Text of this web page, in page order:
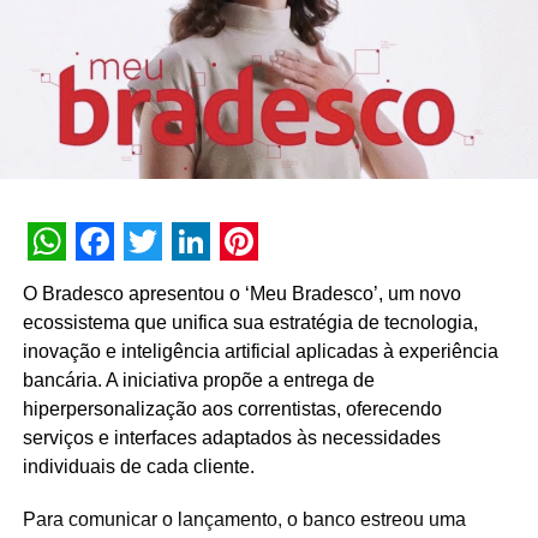
representarão a esperança, a chama que
mantém o espírito de Natal presente durante o ano inteiro,
cantando diversas músicas em cenas gravadas em suas
instituições de acolhimento.
Com o formato online, o Bradesco
democratiza
gratuitamente. E, para quem mora ou estiver em Curitiba
entre dezembro e início de janeiro, um passeio imperdível
é visitar o Palácio Avenida. De 1º de dezembro a 6 de
janeiro, a fachada do edifício histórico estará inteira
decorada e iluminada, acompanhada de uma trilha
musical natalina, permitindo que as pessoas façam fotos
e vídeos.
Serviço:
Quando: 18 de dezembro
WhatsApp
Facebook
Twitter
LinkedIn
Pinterest
O Bradesco apresentou o ‘Meu Bradesco’, um novo
ecossistema que unifica sua estratégia de tecnologia,
inovação e inteligência artificial aplicadas à experiência
bancária. A iniciativa propõe a entrega de
hiperpersonalização aos correntistas, oferecendo
serviços e interfaces adaptados às necessidades
individuais de cada cliente.
Para comunicar o lançamento, o banco estreou uma